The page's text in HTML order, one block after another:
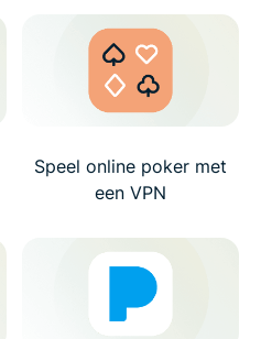
Speel online poker met
een VPN